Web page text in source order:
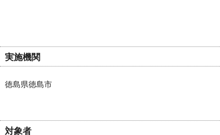
実施機関
徳島県徳島市
対象者